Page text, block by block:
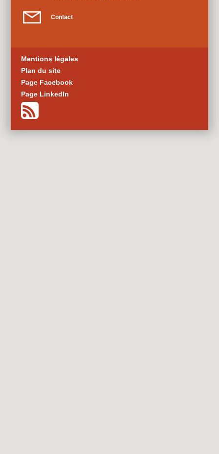
Contact
Mentions légales
Plan du site
Page Facebook
Page LinkedIn